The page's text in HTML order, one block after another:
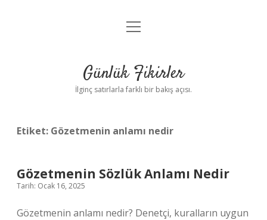
Anasayfa
Yasal Uyarı
menüyü
Günlük Fikirler
İlginç satırlarla farklı bir bakış açısı.
Etiket: Gözetmenin anlamı nedir
Gözetmenin Sözlük Anlamı Nedir
Tarih: Ocak 16, 2025
Gözetmenin anlamı nedir? Denetçi, kuralların uygun